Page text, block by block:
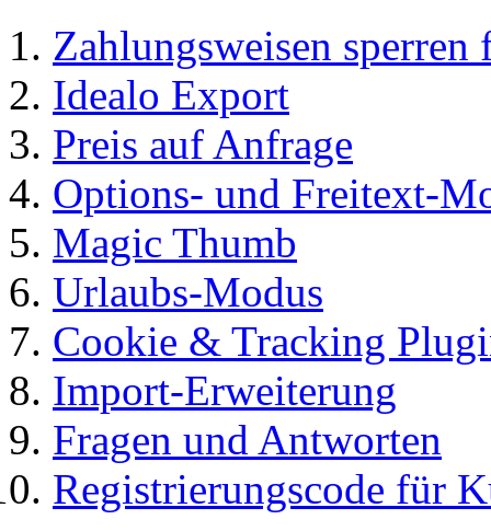
Zahlungsweisen
Idealo Export
Preis auf Anfrage
Options- und Freitext-
Magic Thumb
Urlaubs-Modus
Cookie & Tracking
Import-Erweiterung
Fragen und Antworten
Registrierungscode für